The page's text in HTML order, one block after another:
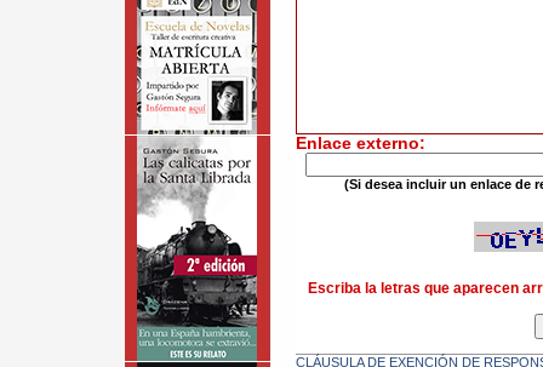
Enlace externo:
(Si desea incluir un enlace de
Escriba la letras que aparecen
CLÁUSULA DE EXENCIÓN DE